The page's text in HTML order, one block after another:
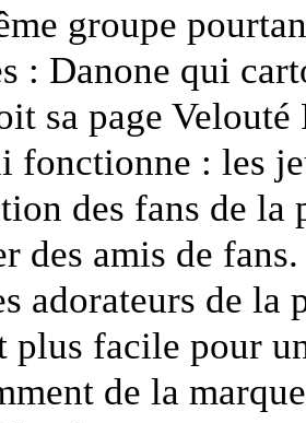
groupe
: Danone qui
sa page
fonctionne : les
des fans de la
des amis de
adorateurs de la
plus facile pour
de la